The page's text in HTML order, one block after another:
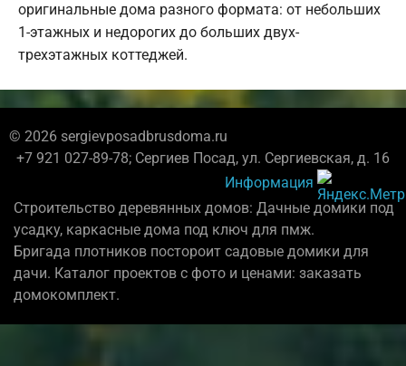
оригинальные дома разного формата: от небольших
1-этажных и недорогих до больших двух-
трехэтажных коттеджей.
© 2026 sergievposadbrusdoma.ru
+7 921 027-89-78; Сергиев Посад, ул. Сергиевская, д. 16
Информация
Строительство деревянных домов: Дачные домики под
усадку, каркасные дома под ключ для пмж.
Бригада плотников постороит садовые домики для
дачи. Каталог проектов с фото и ценами: заказать
домокомплект.